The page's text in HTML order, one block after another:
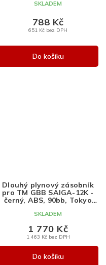
SKLADEM
651 Kč bez DPH
788 Kč
Do košíku
Dlouhý plynový zásobník
pro TM GBB SAIGA-12K -
černý, ABS, 90bb, Tokyo
SKLADEM
1 463 Kč bez DPH
1 770 Kč
Do košíku